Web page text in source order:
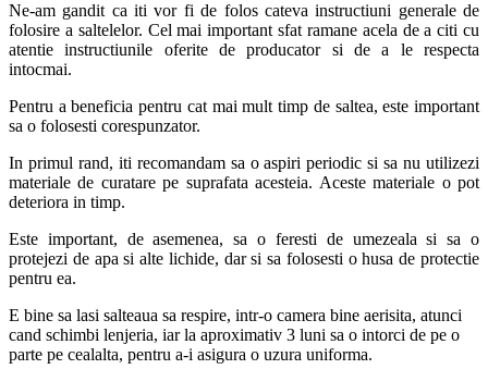
Ne-am gandit ca iti vor fi de folos cateva instructiuni generale de
folosire a saltelelor. Cel mai important sfat ramane acela de a citi cu
atentie instructiunile oferite de producator si de a le respecta
intocmai.
Pentru a beneficia pentru cat mai mult timp de saltea, este important
sa o folosesti corespunzator.
In primul rand, iti recomandam sa o aspiri periodic si sa nu utilizezi
materiale de curatare pe suprafata acesteia. Aceste materiale o pot
deteriora in timp.
Este important, de asemenea, sa o feresti de umezeala si sa o
protejezi de apa si alte lichide, dar si sa folosesti o husa de protectie
pentru ea.
E bine sa lasi salteaua sa respire, intr-o camera bine aerisita, atunci
cand schimbi lenjeria, iar la aproximativ 3 luni sa o intorci de pe o
parte pe cealalta, pentru a-i asigura o uzura uniforma.